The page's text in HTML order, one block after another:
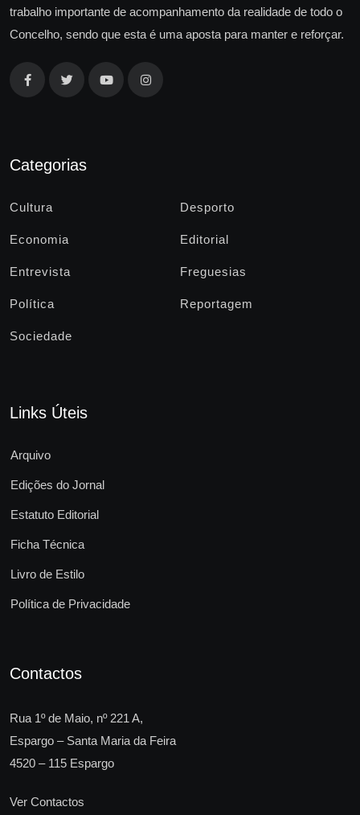
trabalho importante de acompanhamento da realidade de todo o
Concelho, sendo que esta é uma aposta para manter e reforçar.
Categorias
Cultura Desporto
Economia Editorial
Entrevista Freguesias
Política Reportagem
Sociedade
Links Úteis
Arquivo
Edições do Jornal
Estatuto Editorial
Ficha Técnica
Livro de Estilo
Política de Privacidade
Contactos
Rua 1º de Maio, nº 221 A,
Espargo – Santa Maria da Feira
4520 – 115 Espargo
Ver Contactos